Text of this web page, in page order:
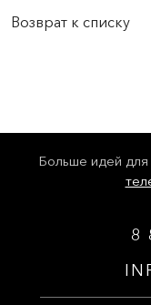
Возврат к списку
Больше идей
8